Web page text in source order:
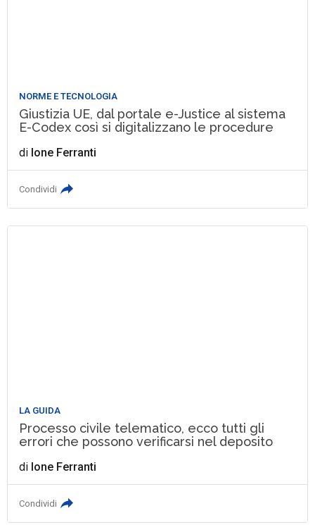
NORME E TECNOLOGIA
Giustizia UE, dal portale e-Justice al sistema
E-Codex così si digitalizzano le procedure
di Ione Ferranti
Condividi
LA GUIDA
Processo civile telematico, ecco tutti gli
errori che possono verificarsi nel deposito
di Ione Ferranti
Condividi